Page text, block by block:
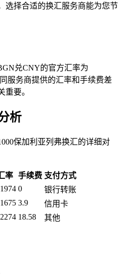
选择合适的换汇服务商能为您节
兑CNY的官方汇率为
服务商提供的汇率和手续费差
重要。
析
保加利亚列弗换汇的详细对
率 手续费 支付方式
0
银行转账
3.9
信用卡
18.58 其他